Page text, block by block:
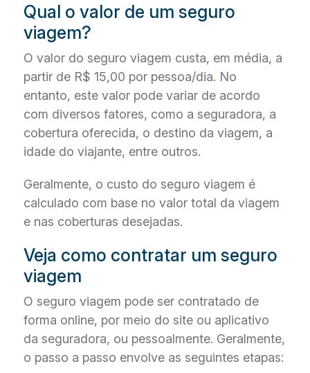
Qual o valor de um seguro
viagem?
O valor do seguro viagem custa, em média, a
partir de R$ 15,00 por pessoa/dia. No
entanto, este valor pode variar de acordo
com diversos fatores, como a seguradora, a
cobertura oferecida, o destino da viagem, a
idade do viajante, entre outros.
Geralmente, o custo do seguro viagem é
calculado com base no valor total da viagem
e nas coberturas desejadas.
Veja como contratar um seguro
viagem
O seguro viagem pode ser contratado de
forma online, por meio do site ou aplicativo
da seguradora, ou pessoalmente. Geralmente,
o passo a passo envolve as seguintes etapas: